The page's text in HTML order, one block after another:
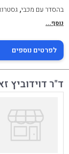
בהסדר עם מכבי,
נוסף...
לפרטים נוספים
ד"ר דוידוביץ